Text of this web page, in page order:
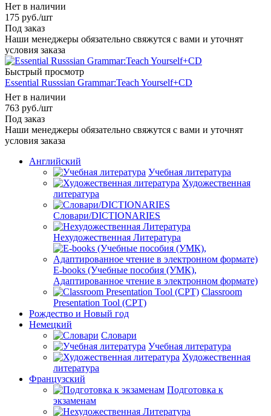
Нет в наличии
175 руб./шт
Под заказ
Наши менеджеры обязательно свяжутся с вами и уточнят
условия заказа
Быстрый просмотр
Essential Russsian Grammar:Teach Yourself+CD
Нет в наличии
763 руб./шт
Под заказ
Наши менеджеры обязательно свяжутся с вами и уточнят
условия заказа
Английский
Учебная литература
Художественная
литература
Словари/DICTIONARIES
Нехудожественная Литература
E-books (Учебные пособия (УМК),
Адаптированное чтение в электронном формате)
Classroom
Presentation Tool (CPT)
Рождество и Новый год
Немецкий
Словари
Учебная литература
Художественная
литература
Французский
Подготовка к
экзаменам